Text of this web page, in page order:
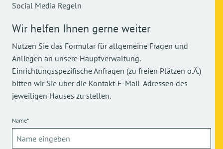
Social Media Regeln
Wir helfen Ihnen gerne weiter
Nutzen Sie das Formular für allgemeine Fragen und
Anliegen an unsere Hauptverwaltung.
Einrichtungsspezifische Anfragen (zu freien Plätzen o.Ä.)
bitten wir Sie über die Kontakt-E-Mail-Adressen des
jeweiligen Hauses zu stellen.
Name*